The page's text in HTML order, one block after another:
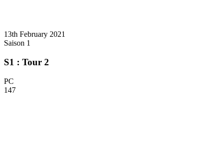
13th February 2021
Saison 1
S1 : Tour 2
PC
147